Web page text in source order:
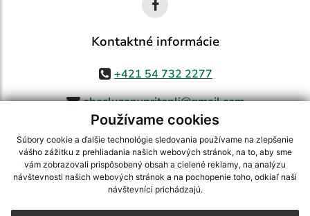
Používame cookies
Súbory cookie a ďalšie technológie sledovania používame na zlepšenie
vášho zážitku z prehliadania našich webových stránok, na to, aby sme
vám zobrazovali prispôsobený obsah a cielené reklamy, na analýzu
návštevnosti našich webových stránok a na pochopenie toho, odkiaľ naši
návštevníci prichádzajú.
Kontaktné informácie
+421 54 732 2277
obecluzanypritopli@gmail.com
využite možnosť získavania aktuálnych informácií s využitím RSS
CMS systém (redakčný) systém ECHELON 2,Mapa stránok,web portál
webex.digital, s.r.o.,domény,registrácia domény